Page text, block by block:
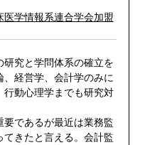
医学情報系連合学会加盟
研究と学問体系の確立を
経営学、会計学のみに
行動心理学までも研究対
要であるが最近は業務監
きたと言える。会計監